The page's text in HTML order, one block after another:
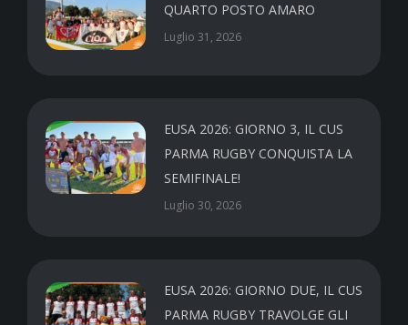
QUARTO POSTO AMARO
Luglio 31, 2026
EUSA 2026: GIORNO 3, IL CUS
PARMA RUGBY CONQUISTA LA
SEMIFINALE!
Luglio 30, 2026
EUSA 2026: GIORNO DUE, IL CUS
PARMA RUGBY TRAVOLGE GLI